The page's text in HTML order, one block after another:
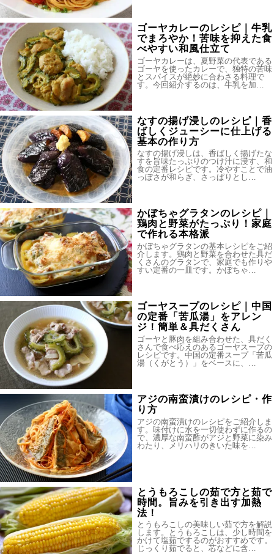
ゴーヤカレーのレシピ｜牛乳
でまろやか！苦味を抑えた食
べやすい和風仕立て
ゴーヤカレーは、夏野菜の代表である
ゴーヤを使ったカレーで、独特の苦味
とスパイスが絶妙に合わさる料理で
す。今回紹介するのは、牛乳を加…
なすの揚げ浸しのレシピ｜香
ばしくジューシーに仕上げる
基本の作り方
なすの揚げ浸しは、香ばしく揚げたな
すを旨味たっぷりのつけ汁に浸す、和
食の定番レシピです。冷やすことで油
っぽさが和らぎ、さっぱりとし…
かぼちゃグラタンのレシピ｜
鶏肉と野菜がたっぷり！家庭
で作れる本格派
かぼちゃグラタンの基本レシピをご紹
介します。鶏肉と野菜を合わせた具だ
くさんのグラタンで、家庭でも作りや
すい定番の一皿です。かぼちゃ…
ゴーヤスープのレシピ｜中国
の定番「苦瓜湯」をアレン
ジ！簡単＆具だくさん
ゴーヤと豚肉を組み合わせた、具だく
さんで食べ応えのあるゴーヤスープの
レシピです。中国の定番スープ「苦瓜
湯（くがとう）」をベースに、…
アジの南蛮漬けのレシピ・作
り方
アジの南蛮漬けのレシピをご紹介しま
す。味付けに水を一切使わずに作るの
で、濃厚な南蛮酢がアジと野菜に染み
わたり、メリハリのきいた味を…
とうもろこしの茹で方と茹で
時間。旨みを引き出す加熱
法！
とうもろこしの美味しい茹で方を解説
します。とうもろこしは、少し時間を
かけて塩茹でするのがおすすめです。
じっくり茹でると、芯などに含…